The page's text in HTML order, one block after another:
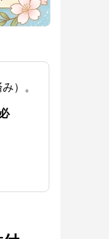
）。